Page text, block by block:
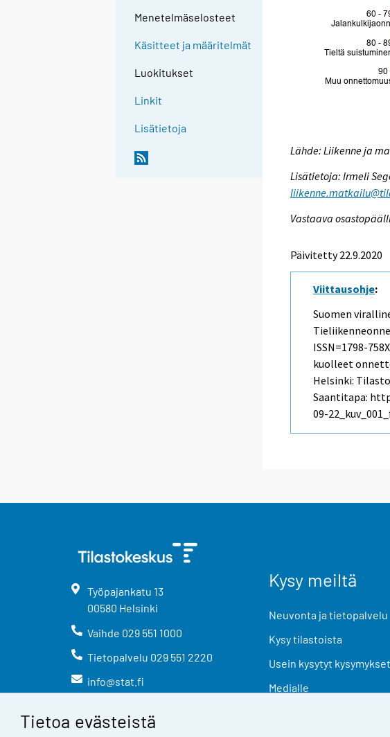
Tietoa evästeistä
Menetelmäselosteet
Käsitteet ja määritelmät
Luokitukset
Linkit
Lisätietoja
Lähde: Liikenne ja
Lisätietoja: Irmeli
Vastaava
Päivitetty 22.9.2020
Viittausohje:
Suomen
ISSN=1798-
kuolleet
Helsinki:
Saantitapa:
09-
Työpajankatu 13
00580 Helsinki
Vaihde 029 551 1000
Tietopalvelu 029 551 2220
info@stat.fi
Kysy meiltä
Neuvonta ja tietopalvelu
Kysy tilastoista
Usein kysytyt kysymykset
Medialle